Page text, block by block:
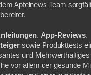
Apfelnews Team
, App-Reviews,
sowie Produkttests
und Mehrwerthaltiges
vor allem der gesunde